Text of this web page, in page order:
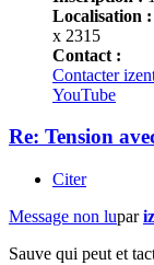
Localisation :
x 2315
Contact :
Contacter
YouTube
Re: Tension
Citer
Message non lupar
Sauve qui peut et